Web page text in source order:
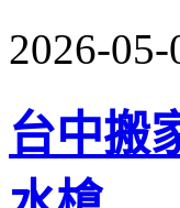
2026-05-
台中搬